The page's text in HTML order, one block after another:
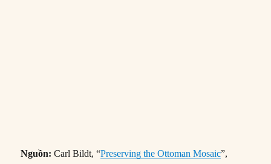
Nguồn: Carl Bildt, “Preserving the Ottoman Mosaic”,